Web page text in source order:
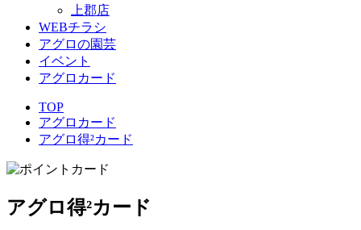
上郡店
WEBチラシ
アグロの園芸
イベント
アグロカード
TOP
アグロカード
アグロ得²カード
アグロ得²カード